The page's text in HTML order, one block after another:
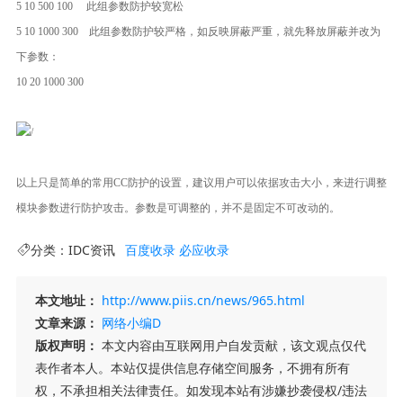
5 10 500 100 此组参数防护较宽松
5 10 1000 300 此组参数防护较严格，如反映屏蔽严重，就先释放屏蔽并改为
下参数：
10 20 1000 300
以上只是简单的常用CC防护的设置，建议用户可以依据攻击大小，来进行调整
模块参数进行防护攻击。参数是可调整的，并不是固定不可改动的。
分类： IDC资讯 百度收录 必应收录
本文地址： http://www.piis.cn/news/965.html
文章来源： 网络小编D
版权声明： 本文内容由互联网用户自发贡献，该文观点仅代
表作者本人。本站仅提供信息存储空间服务，不拥有所有
权，不承担相关法律责任。如发现本站有涉嫌抄袭侵权/违法